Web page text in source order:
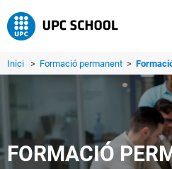
Inici > Formació permanent >
FORMACIÓ